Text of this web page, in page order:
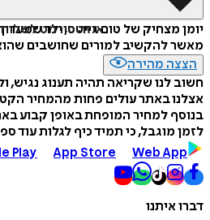
איזה פורמט
יומן מצחיק של טום גייטס, ילד
מאשר להקשיב למורים שחושבים
הצצה מהירה
חשוב לנו שקריאה תהיה תענוג נגיש,
אצלנו באתר עולים פחות מהמחיר
בנוסף למחיר המופחת באופן קבוע
לזמן מוגבל, כי תמיד כיף לגלות עוד
Play
App Store Web App
דברו איתנו